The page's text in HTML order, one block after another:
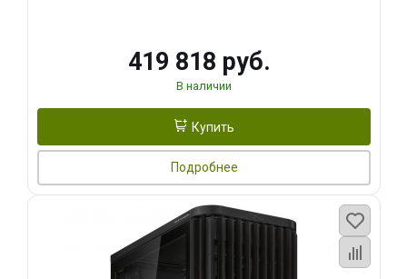
419 818 руб.
В наличии
Купить
Подробнее